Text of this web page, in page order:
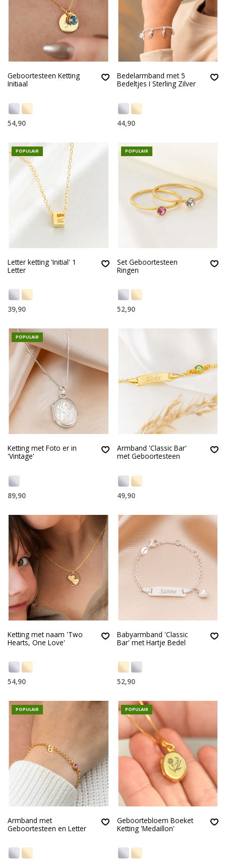
Geboortesteen Ketting
Initiaal
54,90
Bedelarmband met 5
Bedeltjes I Sterling Zilver
44,90
POPULAIR
Letter ketting 'Initial' 1
Letter
39,90
POPULAIR
Set Geboortesteen
Ringen
52,90
POPULAIR
Ketting met Foto er in
'Vintage'
89,90
Armband 'Classic Bar'
met Geboortesteen
49,90
Ketting met naam 'Two
Hearts, One Love'
54,90
Babyarmband 'Classic
Bar' met Hartje Bedel
52,90
POPULAIR
Armband met
Geboortesteen en Letter
POPULAIR
Geboortebloem Boeket
Ketting 'Medaillon'